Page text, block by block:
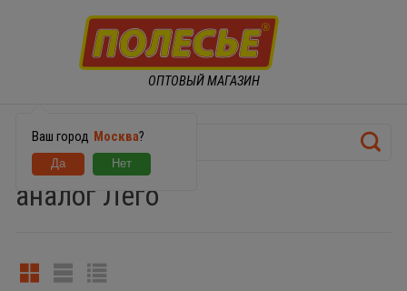
ОПТОВЫЙ МАГАЗИН
Ваш город Москва?
аналог Лего